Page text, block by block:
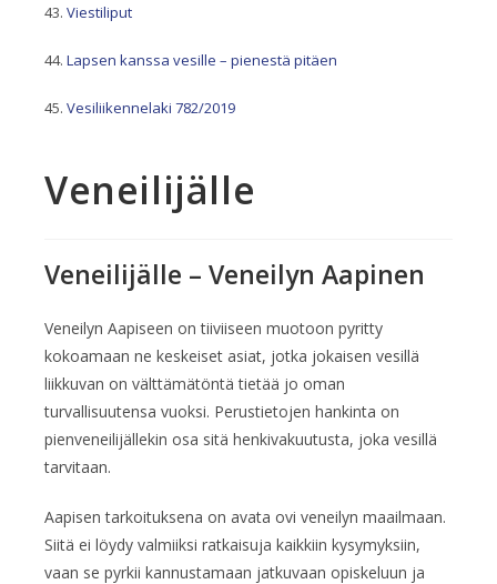
Viestiliput
Lapsen kanssa vesille – pienestä pitäen
Vesiliikennelaki 782/2019
Veneilijälle
Veneilijälle – Veneilyn Aapinen
Veneilyn Aapiseen on tiiviiseen muotoon pyritty
kokoamaan ne keskeiset asiat, jotka jokaisen vesillä
liikkuvan on välttämätöntä tietää jo oman
turvallisuutensa vuoksi. Perustietojen hankinta on
pienveneilijällekin osa sitä henkivakuutusta, joka vesillä
tarvitaan.
Aapisen tarkoituksena on avata ovi veneilyn maailmaan.
Siitä ei löydy valmiiksi ratkaisuja kaikkiin kysymyksiin,
vaan se pyrkii kannustamaan jatkuvaan opiskeluun ja